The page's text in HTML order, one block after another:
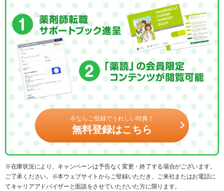
今ならご登録でうれしい特典！
無料登録はこちら
※在庫状況により、キャンペーンは予告なく変更・終了する場合がございます。
ご了承ください。※本ウェブサイトからご登録いただき、ご来社またはお電話に
てキャリアアドバイザーと面談をさせていただいた方に限ります。